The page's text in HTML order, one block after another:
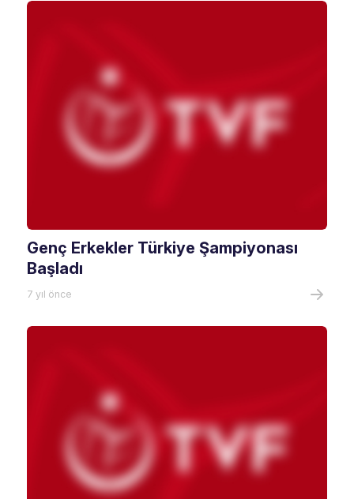
Genç Erkekler Türkiye Şampiyonası
Başladı
7 yıl önce